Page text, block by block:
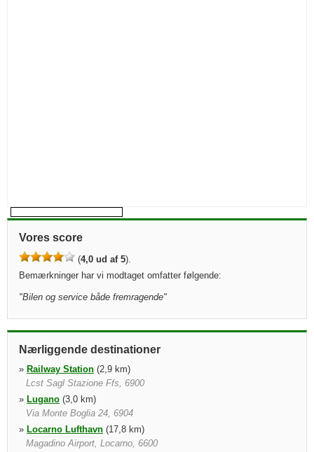
Vores score
(4,0 ud af 5).
Bemærkninger har vi modtaget omfatter følgende:
"Bilen og service både fremragende"
Nærliggende destinationer
» Railway Station (2,9 km)
Lcst Sagl Stazione Ffs, 6900
» Lugano (3,0 km)
Via Monte Boglia 24, 6904
» Locarno Lufthavn (17,8 km)
Magadino Airport, Locarno, 6600